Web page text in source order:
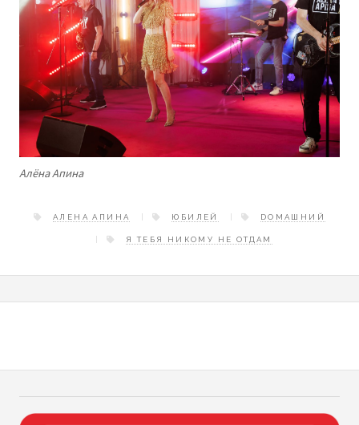
Алёна Апина
АЛЕНА АПИНА ЮБИЛЕЙ DОМАШНИЙ
Я ТЕБЯ НИКОМУ НЕ ОТДАМ